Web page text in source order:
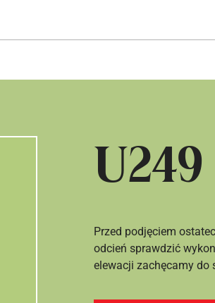
U249
Przed podjęciem
odcień sprawdzić
elewacji zachęcamy do